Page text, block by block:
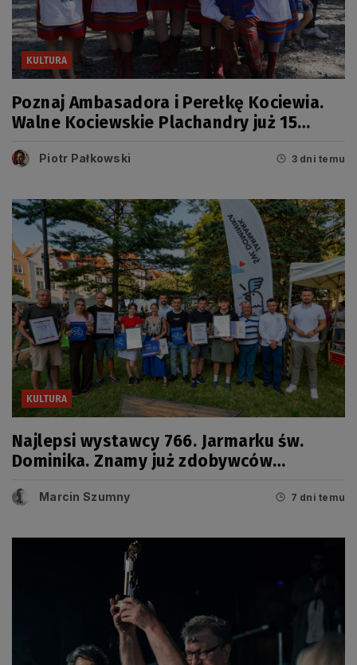
KULTURA
Poznaj Ambasadora i Perełkę Kociewia.
Walne Kociewskie Plachandry już 15
Piotr Pałkowski 3 dni temu
KULTURA
Najlepsi wystawcy 766. Jarmarku św.
Dominika. Znamy już zdobywców
Marcin Szumny 7 dni temu